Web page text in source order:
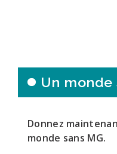
Un monde
Donnez
monde sans MG.